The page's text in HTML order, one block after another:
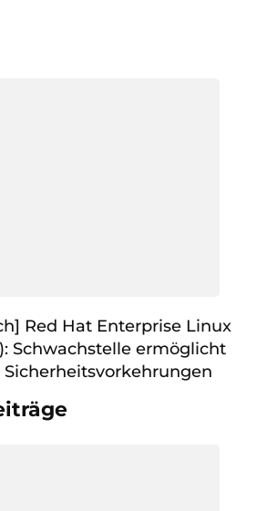
Red Hat Enterprise Linux
Schwachstelle ermöglicht